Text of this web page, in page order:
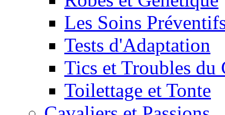
Les Soins
Tests d'Adaptation
Tics et Troubles du
Toilettage et Tonte